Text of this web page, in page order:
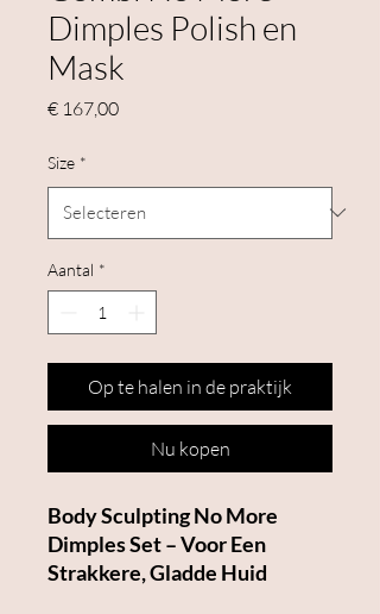
Dimples Polish en
Mask
€ 167,00Prijs
Size *
Aantal *
Op te halen in de praktijk
Nu kopen
Body Sculpting No More
Dimples Set – Voor Een
Strakkere, Gladde Huid